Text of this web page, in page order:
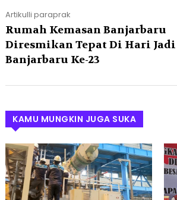
Artikulli paraprak
Rumah Kemasan Banjarbaru
Diresmikan Tepat Di Hari
Banjarbaru Ke-23
KAMU MUNGKIN JUGA SUKA